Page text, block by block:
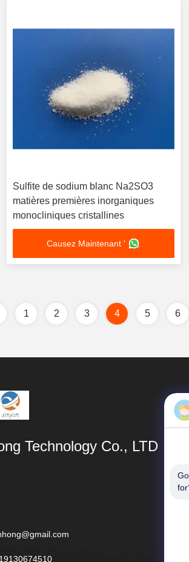
Sulfite de sodium blanc Na2SO3
matières premières inorganiques
monocliniques cristallines
Causez Maintenant '
1 2 3 4 5 6
Technology Co., LTD